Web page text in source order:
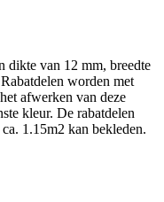
dikte van 12 mm, breedte
worden met
afwerken van deze
kleur. De rabatdelen
1.15m2 kan bekleden.